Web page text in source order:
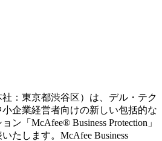
：東京都渋谷区）は、デル・テク
企業経営者向けの新しい包括的な
ン「McAfee® Business Protection」
たします。McAfee Business